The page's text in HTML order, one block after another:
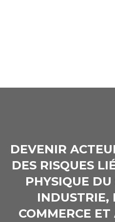
DEVENIR
DES RISQUES
PHYSIQUE
INDUSTRIE,
COMMERCE